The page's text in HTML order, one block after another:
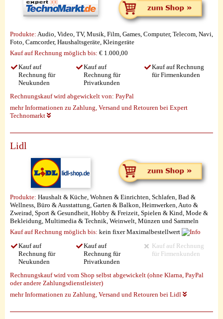
Produkte: Audio, Video, TV, Musik, Film, Games, Computer, Telecom, Navi,
Foto, Camcorder, Haushaltsgeräte, Kleingeräte
Kauf auf Rechnung möglich bis: € 1.000,00
Kauf auf
Rechnung für
Neukunden
Kauf auf
Rechnung für
Privatkunden
Kauf auf Rechnung
für Firmenkunden
Rechnungskauf wird abgewickelt von: PayPal
mehr Informationen zu Zahlung, Versand und Retouren bei Expert
Technomarkt
Lidl
Produkte: Haushalt & Küche, Wohnen & Einrichten, Schlafen, Bad &
Wellness, Büro & Ausstattung, Garten & Balkon, Heimwerken, Auto &
Zweirad, Sport & Gesundheit, Hobby & Freizeit, Spielen & Kind, Mode &
Bekleidung, Multimedia & Technik, Weinwelt, Münzen und Sammeln
Kauf auf Rechnung möglich bis: kein fixer Maximalbestellwert
Kauf auf
Rechnung für
Neukunden
Kauf auf
Rechnung für
Privatkunden
Kauf auf Rechnung
für Firmenkunden
Rechnungskauf wird vom Shop selbst abgewickelt (ohne Klarna, PayPal
oder andere Zahlungsdienstleister)
mehr Informationen zu Zahlung, Versand und Retouren bei Lidl